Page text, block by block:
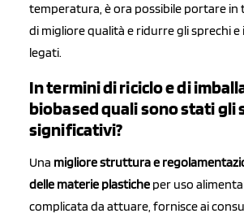
temperatura, è ora possibile portare in
di migliore qualità e ridurre gli sprechi e
legati.
In termini di riciclo e di
biobased quali sono stati gli
significativi?
Una migliore struttura e
delle materie plastiche per uso
complicata da attuare, fornisce ai